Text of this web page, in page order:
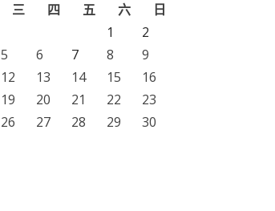
三 四 五 六
日
1
2
5 6 7 8
9
12 13 14 15
16
19 20 21 22
23
26 27 28 29
30